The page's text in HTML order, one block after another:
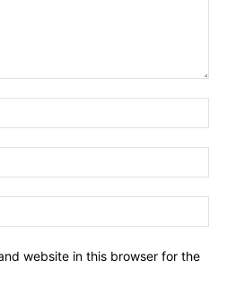
website in this browser for the